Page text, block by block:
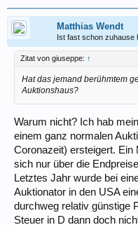
Matthias Wendt
Ist fast schon zuhause
Zitat von giuseppe: ↑
Hat das jemand berühmtem
Auktionshaus?
Warum nicht? Ich hab
einem ganz normalen
Coronazeit) ersteigert.
sich nur über die
Letztes Jahr wurde bei
Auktionator in den USA
durchweg relativ günstige
Steuer in D dann doch